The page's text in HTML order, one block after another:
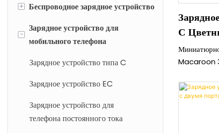
Bluetooth-наушники на шею
Беспроводные наушники
+ Беспроводное зарядное устройство
Беспроводное зарядное
устройство типа C
Складное беспроводное зарядное
устройство с подставкой
- Зарядное устройство для
мобильного телефона
Зарядное устройство типа C
Зарядное устройство EC
Зарядное устройство для
телефона постоянного тока
С
Macaroon